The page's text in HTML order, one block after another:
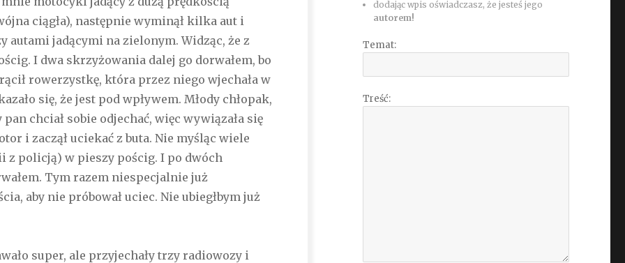
ciągła), następnie wyminął kilka aut i
autami jadącymi na zielonym. Widząc, że z
I dwa skrzyżowania dalej go dorwałem, bo
rowerzystkę, która przez niego wjechała w
się, że jest pod wpływem. Młody chłopak,
chciał sobie odjechać, więc wywiązała się
i zaczął uciekać z buta. Nie myśląc wiele
z policją) w pieszy pościg. I po dwóch
Tym razem niespecjalnie już
aby nie próbował uciec. Nie ubiegłbym już
super, ale przyjechały trzy radiowozy i
dodając wpis oświadczasz, że jesteś jego
autorem!
Temat:
Treść: